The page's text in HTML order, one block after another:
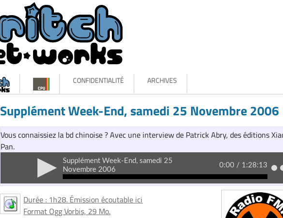
CONFIDENTIALITÉ ARCHIVES
Supplément Week-End, samedi 25 Novembre 2006
Vous connaissiez la bd chinoise ? Avec une interview de Patrick Abry, des éditions
Pan.
Durée : 1h28. Émission écoutable ici
Format Ogg Vorbis, 29 Mo.